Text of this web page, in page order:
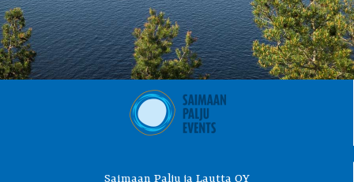
Saimaan Palju ja Lautta OY